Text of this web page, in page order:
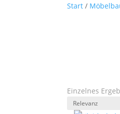
Start /
Einzelnes